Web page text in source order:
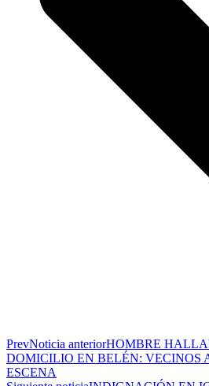
PrevNoticia anteriorHOMBRE
DOMICILIO EN BELÉN: VECINOS
ESCENA